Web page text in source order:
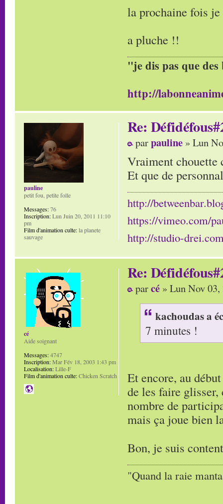
la prochaine fois
a pluche !!
"je dis pas que
http://
Re:
parpauline » Lun
Vraiment chouette
Et que de
http://
https://vimeo.com/
http://studio-
pauline
petit fou, petite folle
Messages:76
Inscription:Lun Juin 20, 2011 11:10
pm
Film d'animation culte:la planete
sauvage
Re:
parcé » Lun Nov
kachoudas a
7 minutes !
Et encore, au
de les faire
nombre de
mais ça joue bien
Bon, je suis
"Quand la raie
cé
Aide soignant
Messages:4747
Inscription:Mar Fév 18, 2003 1:43 pm
Localisation:Lille-F
Film d'animation culte:Chicken Scratch